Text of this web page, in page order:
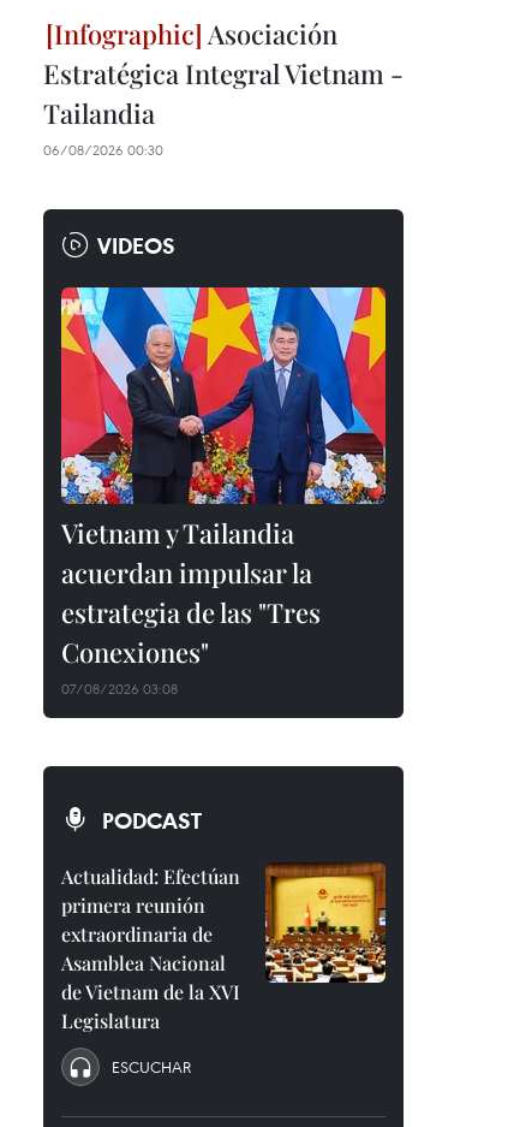
Asociación
Estratégica Integral Vietnam -
Tailandia
06/08/2026 00:30
VIDEOS
Vietnam y Tailandia
acuerdan impulsar la
estrategia de las "Tres
Conexiones"
07/08/2026 03:08
PODCAST
Actualidad: Efectúan
primera reunión
extraordinaria de
Asamblea Nacional
de Vietnam de la XVI
Legislatura
ESCUCHAR